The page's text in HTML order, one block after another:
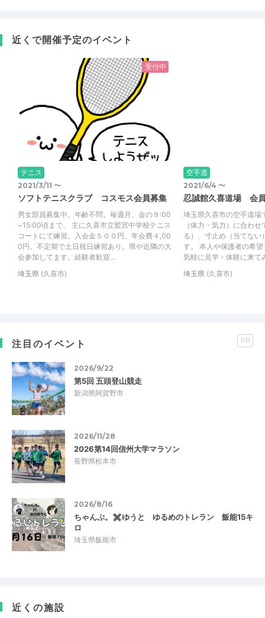
近くで開催予定のイベント
受付中
テニス
2021/3/11 〜
ソフトテニスクラブ コスモス会員募集
男女部員募集中。年齢不問。毎週月、金の９:00
~15:00頃まで、 主に久喜市立鷲宮中学校テニス
コートにて練習。入会金５００円、年会費４,00
0円。不定期で土日祝日練習あり。県や近隣の大
会参加してます。経験者歓迎...
埼玉県 (久喜市)
空手道
2021/6/4 〜
忍誠館久喜道場 会
埼玉県久喜市の空手道場
（体力・気力）に合わ
る）、寸止め（当てない
す。 本人や保護者の希
気軽に見学・体験に来て
埼玉県 (久喜市)
注目のイベント PR
2026/9/22
第5回 五頭登山競走
新潟県阿賀野市
2026/11/28
2026第14回信州大学マラソン
長野県松本市
2026/8/16
ちゃんぷ。✖ゆうと ゆるめのトレラン 飯能15キ
ロ
埼玉県飯能市
近くの施設